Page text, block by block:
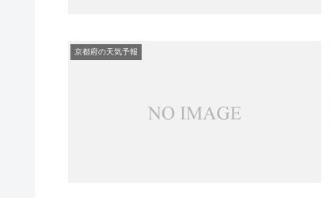
京都府の天気予報